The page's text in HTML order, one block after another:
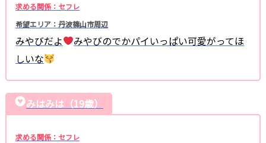
求める関係：セフレ
希望エリア：丹波篠山市周辺
みやびだよ
みやびのでかパイいっぱい可愛がってほ
しいな
みはみは（19歳）
求める関係：セフレ